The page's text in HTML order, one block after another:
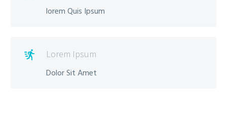
lorem Quis Ipsum
 Lorem Ipsum
Dolor Sit Amet